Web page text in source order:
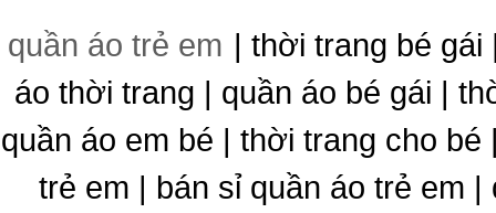
quần áo trẻ em | thời trang bé gái
áo thời trang | quần áo bé gái |
quần áo em bé | thời trang cho
trẻ em | bán sỉ quần áo trẻ em